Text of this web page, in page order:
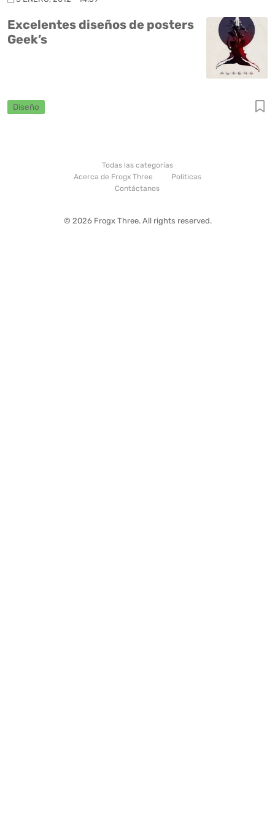
Excelentes diseños de posters
Geek’s
Diseño
Todas las categorías
Acerca de Frogx Three
Politicas
Contáctanos
© 2026 Frogx Three. All rights reserved.